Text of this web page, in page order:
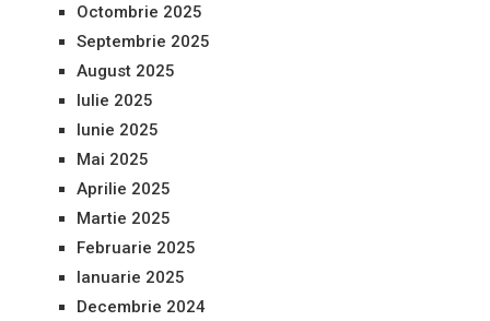
Octombrie 2025
Septembrie 2025
August 2025
Iulie 2025
Iunie 2025
Mai 2025
Aprilie 2025
Martie 2025
Februarie 2025
Ianuarie 2025
Decembrie 2024